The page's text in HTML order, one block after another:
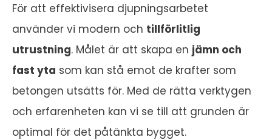
För att effektivisera djupningsarbetet
använder vi modern och tillförlitlig
utrustning. Målet är att skapa en jämn och
fast yta som kan stå emot de krafter som
betongen utsätts för. Med de rätta verktygen
och erfarenheten kan vi se till att grunden är
optimal för det påtänkta bygget.